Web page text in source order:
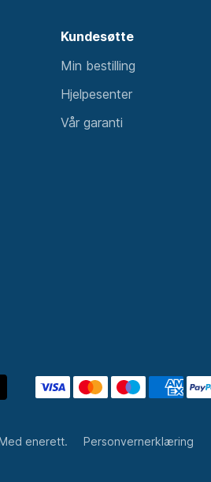
Kundesøtte
enerett.